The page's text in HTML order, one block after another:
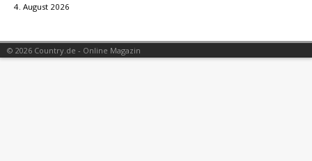
4. August 2026
© 2026 Country.de - Online Magazin